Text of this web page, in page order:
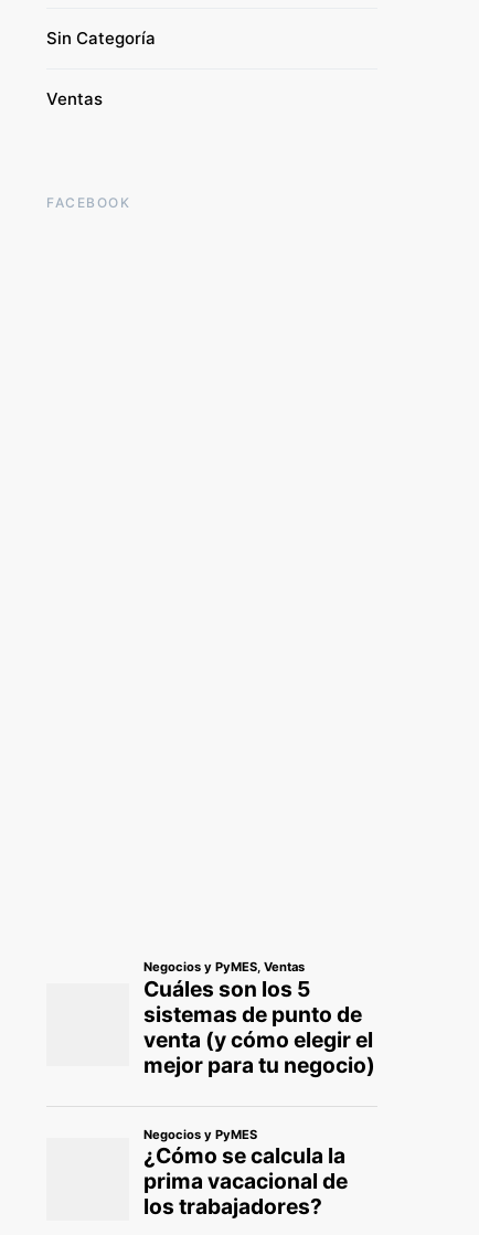
Sin Categoría
Ventas
FACEBOOK